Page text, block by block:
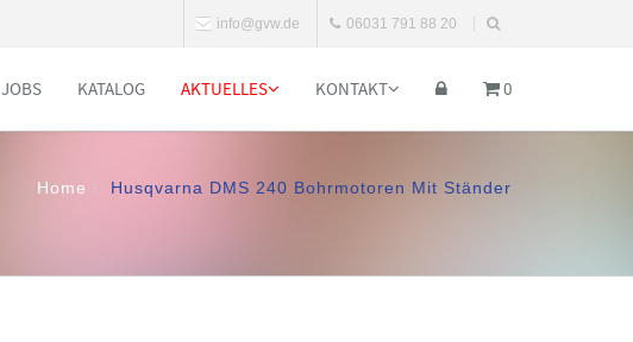
info@gvw.de 06031 791 88 20
JOBS KATALOG AKTUELLES KONTAKT 0
Home Husqvarna DMS 240 Bohrmotoren Mit Ständer